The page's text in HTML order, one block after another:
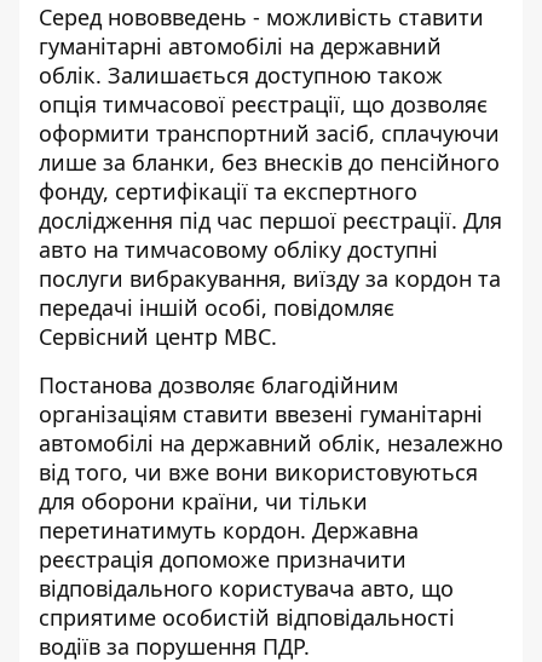
Серед нововведень - можливість ставити
гуманітарні автомобілі на державний
облік. Залишається доступною також
опція тимчасової реєстрації, що дозволяє
оформити транспортний засіб, сплачуючи
лише за бланки, без внесків до пенсійного
фонду, сертифікації та експертного
дослідження під час першої реєстрації. Для
авто на тимчасовому обліку доступні
послуги вибракування, виїзду за кордон та
передачі іншій особі, повідомляє
Сервісний центр МВС.
Постанова дозволяє благодійним
організаціям ставити ввезені гуманітарні
автомобілі на державний облік, незалежно
від того, чи вже вони використовуються
для оборони країни, чи тільки
перетинатимуть кордон. Державна
реєстрація допоможе призначити
відповідального користувача авто, що
сприятиме особистій відповідальності
водіїв за порушення ПДР.